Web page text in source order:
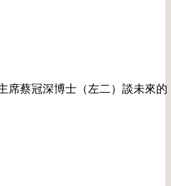
席蔡冠深博士（左二）談未來的